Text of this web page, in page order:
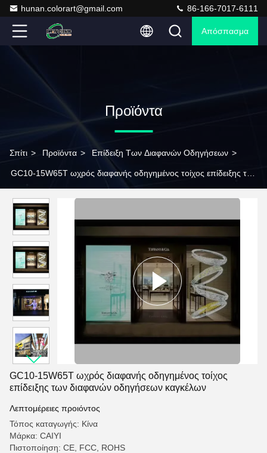
hunan.colorart@gmail.com 86-166-7017-6111
Απόσπασμα
Προϊόντα
Σπίτι > Προϊόντα > Επίδειξη Των Διαφανών Οδηγήσεων >
GC10-15W65T ωχρός διαφανής οδηγημένος τοίχος επίδειξης των
GC10-15W65T ωχρός διαφανής οδηγημένος τοίχος
επίδειξης των διαφανών οδηγήσεων καγκέλων
Λεπτομέρειες προιόντος
Τόπος καταγωγής: Κίνα
Μάρκα: CAIYI
Πιστοποίηση: CE, FCC, ROHS